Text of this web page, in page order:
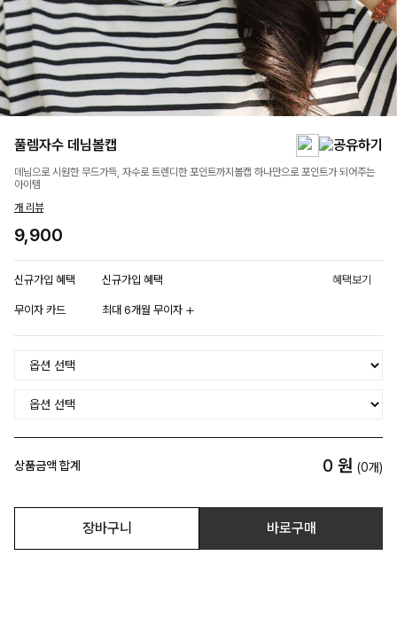
풀렘자수 데님볼캡
데님으로 시원한 무드가득, 자수로 트렌디한 포인트까지볼캡 하나만으로 포인트가 되어주는
아이템
개 리뷰
9,900
신규가입 혜택 신규가입 혜택 혜택보기
무이자 카드 최대 6개월 무이자
상품금액 합계 0 원 (0개)
장바구니 바로구매